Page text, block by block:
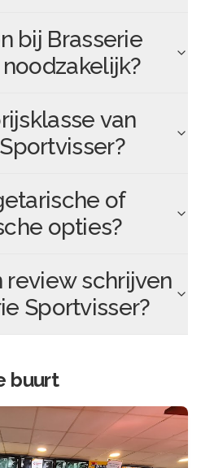
bij Brasserie
van
?
of
opties?
review schrijven
Sportvisser?
buurt